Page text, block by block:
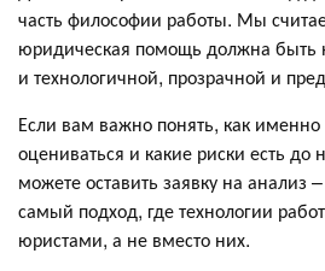
часть философии работы. Мы
юридическая помощь должна быть
и технологичной, прозрачной и
Если вам важно понять, как
оцениваться и какие риски есть
можете оставить заявку на анализ
самый подход, где технологии
юристами, а не вместо них.